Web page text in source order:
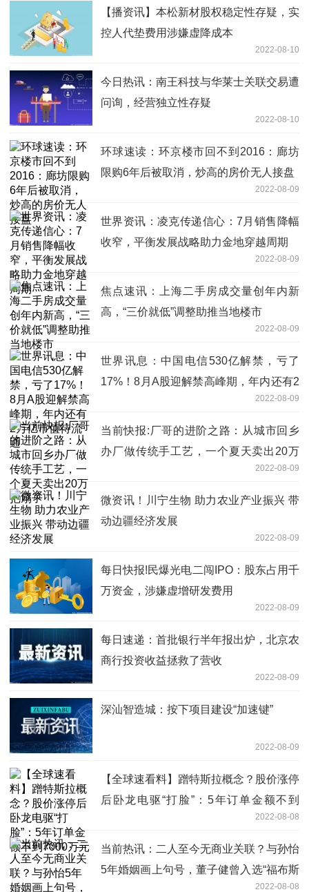
【播资讯】本松新材股权稳定性存疑，实
控人代垫费用涉嫌虚降成本
2022-08-10
今日热讯：南王科技与华莱士关联交易遭
问询，经营独立性存疑
2022-08-10
环球速读：环京楼市回不到2016：廊坊
限购6年后被取消，炒高的房价无人接盘
2022-08-09
世界资讯：凌克传递信心：7月销售降幅
收窄，平衡发展战略助力金地穿越周期
2022-08-09
焦点速讯：上海二手房成交量创年内新
高，“三价就低”调整助推当地楼市
2022-08-09
世界讯息：中国电信530亿解禁，亏了
17%！8月A股迎解禁高峰期，年内还有2
2022-08-09
当前快报:厂哥的进阶之路：从城市回乡
办厂做传统手工艺，一个夏天卖出20万
2022-08-09
微资讯！川宁生物 助力农业产业振兴 带
动边疆经济发展
2022-08-09
每日快报!民爆光电二闯IPO：股东占用千
万资金，涉嫌虚增研发费用
2022-08-09
每日速递：首批银行半年报出炉，北京农
商行投资收益拯救了营收
2022-08-09
深汕智造城：按下项目建设“加速键”
2022-08-09
【全球速看料】蹭特斯拉概念？股价涨停
后卧龙电驱“打脸”：5年订单金额不到
2022-08-08
当前热讯：二人至今无商业关联？与孙怡
5年婚姻画上句号，董子健曾入选“福布斯
2022-08-08